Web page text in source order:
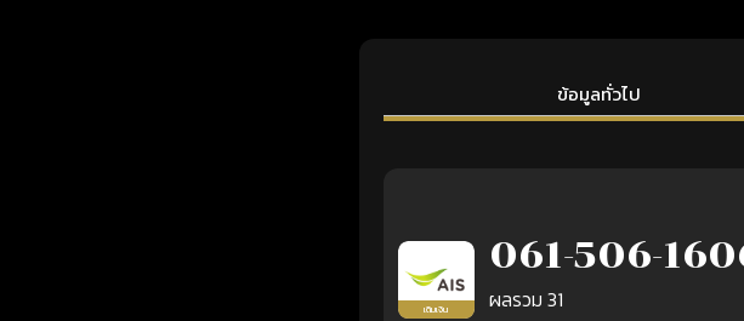
ข้อมูลทั่วไป
เติมเงิน
061-506-
ผลรวม 31